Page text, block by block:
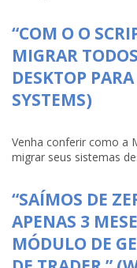
“COM O O
MIGRAR
DESKTOP
SYSTEMS)
Venha conferir como a
migrar seus sistemas
“SAÍMOS DE
APENAS 3
MÓDULO DE